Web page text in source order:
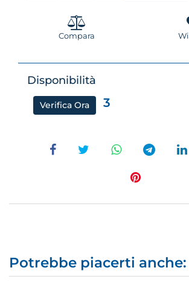
Compara
Disponibilità
Verifica Ora 3
Potrebbe piacerti anche: